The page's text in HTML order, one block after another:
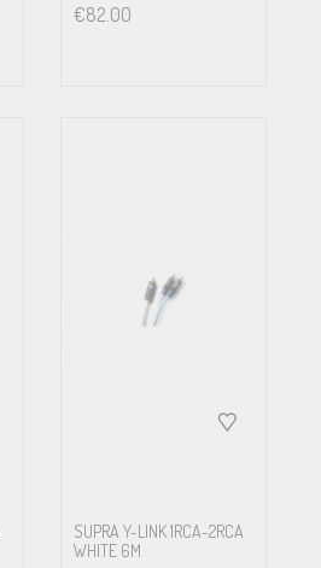
€82.00
SUPRA Y-LINK 1RCA-2RCA
WHITE 6M